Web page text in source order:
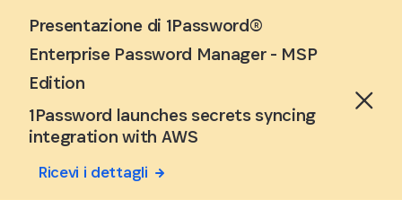
Presentazione di 1Password®
Enterprise Password Manager - MSP
Edition
1Password launches secrets syncing
integration with AWS
Ricevi i dettagli